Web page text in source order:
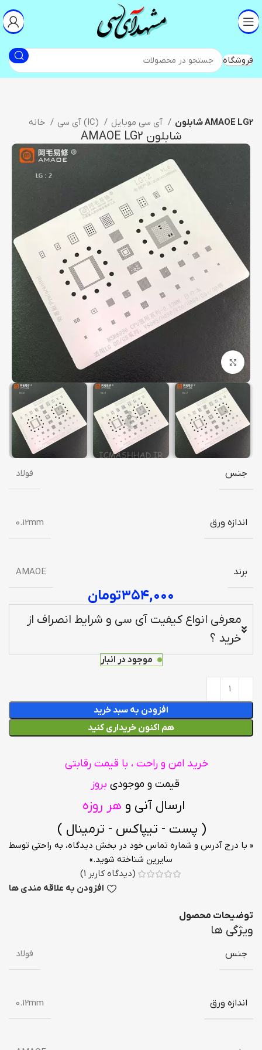
فروشگاه
آی سی (IC) شابلون AMAOE LG2
شابلون AMAOE LG2
برای بزرگنمایی کلیک کنید
جنس فولاد
اندازه ورق 0.12mm
برند AMAOE
۳۵۴,۰۰۰تومان
معرفی انواع کیفیت آی سی و شرایط انصراف از
خرید ؟
موجود در انبار
افزودن به سبد خرید
هم اکنون خریداری کنید
خرید امن و راحت ، با قیمت رقابتی
قیمت و موجودی بروز
ارسال آنی و هر روزه
( پست - تیپاکس - ترمینال )
« با درج آدرس و شماره تماس خود در بخش دیدگاه، به راحتی توسط
سایرین شناخته شوید.»
(دیدگاه کاربر 1
)
افزودن به علاقه مندی ها
توضیحات محصول
ویژگی ها
جنس فولاد
اندازه ورق 0.12mm